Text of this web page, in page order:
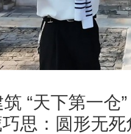
筑 “天下第一仓
思：圆形无